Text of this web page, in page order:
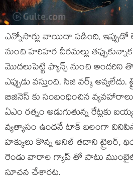
ఎన్నోసార్లు వాయిదా పడింది, ఇప్పుడో
నుంచి హరిహర వీరమల్లు
మొదలుపెట్టి ఫ్యాన్స్ నుంచి అందరిని
ఎప్పుడు వస్తుంది. సిజి వర్క్
బిజినెస్ కు సంబంధించిన
ఏఎం రత్నం అడుగుతున్న రేట్లకు
వ్యత్యాసం ఉందనే టాక్ బలంగా
హక్కులు కొన్న అనిల్ తదాని ట్రైలర్,
రెండు వారాల గ్యాప్ తో పాటు
సూచన చేశారట.